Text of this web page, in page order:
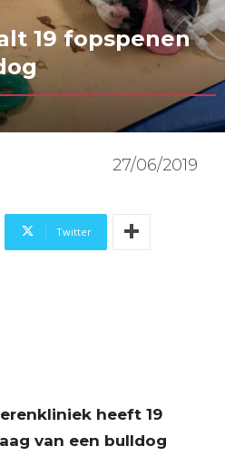
19 fopspenen
27/06/2019
Twitter
heeft 19
van een bulldog